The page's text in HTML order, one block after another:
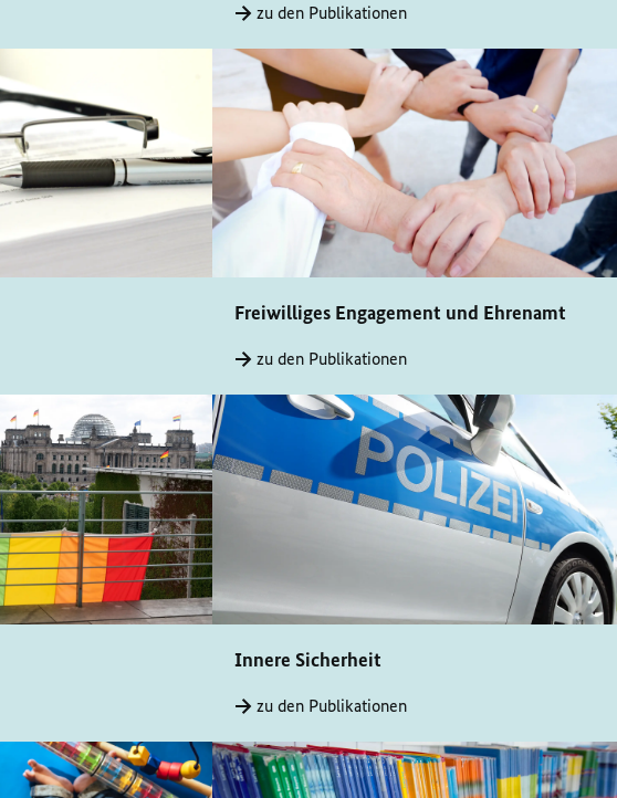
zu den Publikationen
Freiwilliges Engagement und Ehrenamt
zu den Publikationen
Innere Sicherheit
zu den Publikationen